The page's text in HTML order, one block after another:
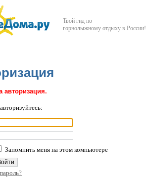
Твой гид по
горнолыжному отдыху в России!
авторизация.
Запомнить меня на этом компьютере